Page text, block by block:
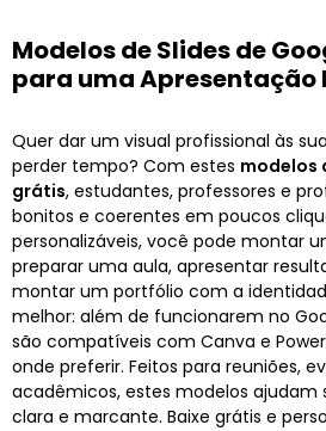
Modelos de Slides de
para uma Apresentação
Quer dar um visual profissional às
perder tempo? Com estes modelos
grátis, estudantes, professores e
bonitos e coerentes em poucos
personalizáveis, você pode montar
preparar uma aula, apresentar
montar um portfólio com a
melhor: além de funcionarem no
são compatíveis com Canva e
onde preferir. Feitos para reuniões,
acadêmicos, estes modelos
clara e marcante. Baixe grátis e